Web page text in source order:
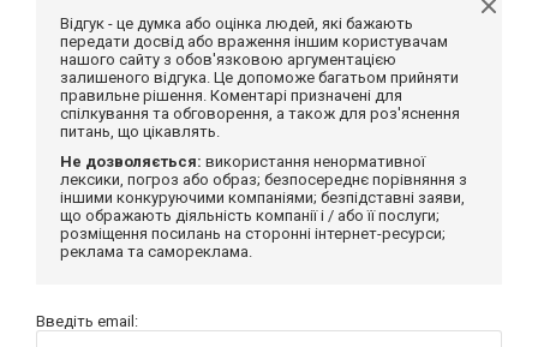
Відгук - це думка або оцінка людей, які бажають
передати досвід або враження іншим користувачам
нашого сайту з обов'язковою аргументацією
залишеного відгука. Це допоможе багатьом прийняти
правильне рішення. Коментарі призначені для
спілкування та обговорення, а також для роз'яснення
питань, що цікавлять.
Не дозволяється: використання ненормативної
лексики, погроз або образ; безпосереднє порівняння з
іншими конкуруючими компаніями; безпідставні заяви,
що ображають діяльність компанії і / або її послуги;
розміщення посилань на сторонні інтернет-ресурси;
реклама та самореклама.
Введіть email: